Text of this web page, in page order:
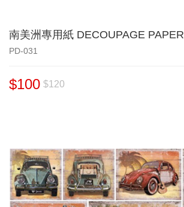
南美洲專用紙 DECOUPAGE PAPER
PD-031
$100 $120